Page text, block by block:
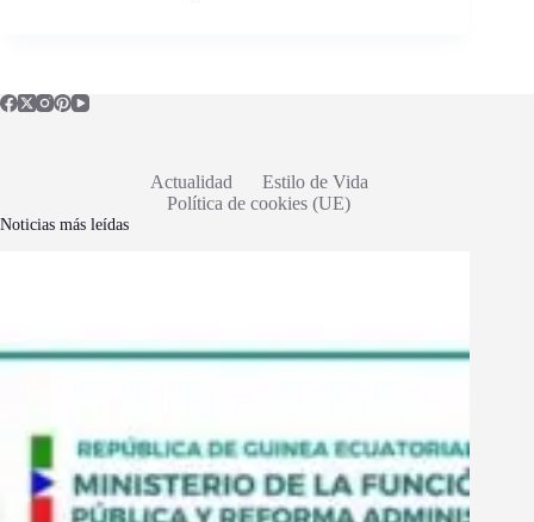
Actualidad
Estilo de Vida
Política de cookies (UE)
Noticias más leídas